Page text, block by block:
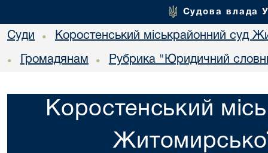
Судова влада
Суди • Коростенський міськрайонний суд
• Громадянам • Рубрика "Юридичний
Коростенський